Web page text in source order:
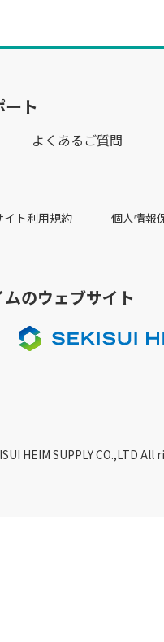
ト
よくあるご質問
イト利用規約 個人情報
のウェブサイト
HEIM SUPPLY CO.,LTD All